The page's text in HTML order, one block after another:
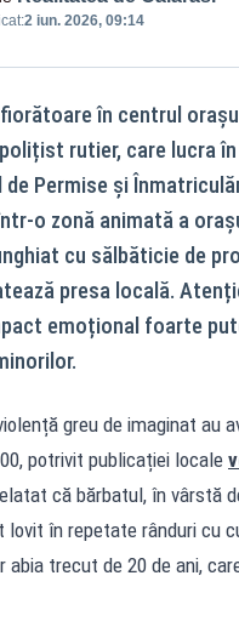
2 iun. 2026, 09:14
în centrul
rutier, care lucra
de Permise și
o zonă animată a
cu sălbăticie de
presa locală.
emoțional foarte
greu de imaginat au
potrivit publicației locale
că bărbatul, în vârstă
lovit în repetate rânduri cu
abia trecut de 20 de ani,